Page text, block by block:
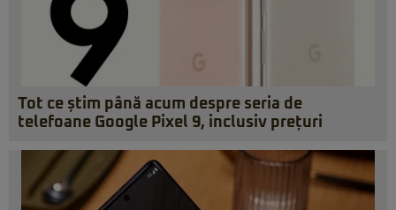
Tot ce știm până acum despre seria de
telefoane Google Pixel 9, inclusiv prețuri